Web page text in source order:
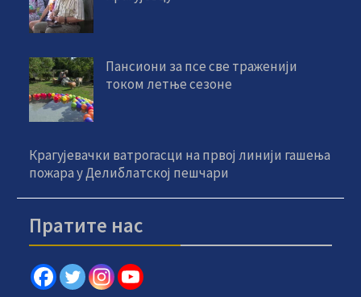
Пансиони за псе све траженији
током летње сезоне
Крагујевачки ватрогасци на првој линији гашења
пожара у Делиблатској пешчари
Пратите нас